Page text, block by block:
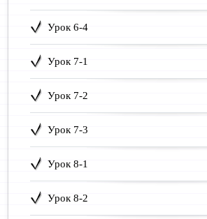
Урок 6-4
Урок 7-1
Урок 7-2
Урок 7-3
Урок 8-1
Урок 8-2